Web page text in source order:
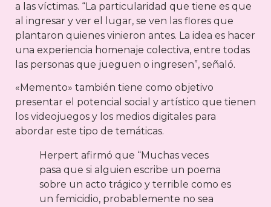
a las víctimas. “La particularidad que tiene es que
al ingresar y ver el lugar, se ven las flores que
plantaron quienes vinieron antes. La idea es hacer
una experiencia homenaje colectiva, entre todas
las personas que jueguen o ingresen”, señaló.
«Memento» también tiene como objetivo
presentar el potencial social y artístico que tienen
los videojuegos y los medios digitales para
abordar este tipo de temáticas.
Herpert afirmó que “Muchas veces
pasa que si alguien escribe un poema
sobre un acto trágico y terrible como es
un femicidio, probablemente no sea